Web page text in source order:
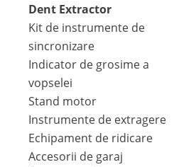
Dent Extractor
Kit de instrumente de
sincronizare
Indicator de grosime a
vopselei
Stand motor
Instrumente de extragere
Echipament de ridicare
Accesorii de garaj